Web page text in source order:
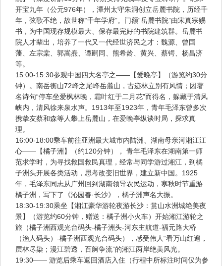
开宝九年（公元976年），潭州太守朱洞创立岳麓书院，历经千
年，弦歌不绝，故世称“千年学府”。门额“岳麓书院”由宋真宗赐
书，为中国现存规模最大、保存最完好的书院建筑群。岳麓书
院人才辈出，培养了一代又一代经世济民之才：魏源、曾国
藩、左宗棠、郭嵩焘、谭嗣同、熊希龄、黄兴、蔡锷、杨昌济
等。
15:00-15:30参观中国四大名亭之——【爱晚亭】（游览约30分
钟）。南岳衡山72峰之尾峰岳麓山，古迹林立别有风情；因著
名诗句“停车坐爱枫林晚，霜叶红于二月花”而得名，躲藏于清风
峡内，清风徐来泉水声。1913年至1923年，青年毛泽东曾多次
携挚友蔡和森等人攀上岳麓山，在爱晚亭纵谈时局，探求真
理。
16:00-18:00乘车前往亚洲最大城市内陆洲、湖南母亲河湘江江
心——【橘子洲】（约120分钟）， 青年毛泽东在湖南第一师
范求学时，为寻找救国救民真理，经常与同学游过湘江，到橘
子洲头开展各类活动，思考改变旧世界，建立新中国。1925
年，毛泽东同志从广州回到湖南领导农民运动，寒秋时节重游
橘子洲，写下了《沁园春·长沙》，橘子洲声名大振。
18:30-19:30乘坐【湘江豪华游轮夜游长沙：赏山水洲城绝美夜
景】（游览约60分钟，赠送：橘子洲小火车）开始湘江游轮之
旅（橘子洲西观光台码头-橘子洲头-河东主航道-福元路大桥
（渔人码头）-橘子洲西观光台码头），感受伟人“看万山红遍，
层林尽染；漫江碧透，百舸争流”的湘江两岸绝美风光。
19:30—— 游览后乘车返回酒店入住（行程中所标注时间仅为参